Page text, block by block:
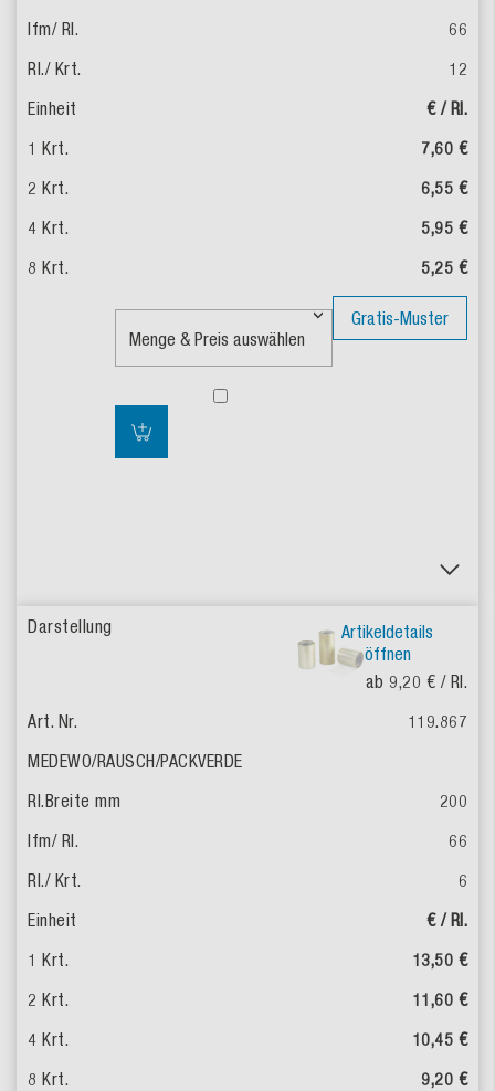
66
12
€ / Rl.
7,60 €
6,55 €
5,95 €
5,25 €
Gratis-Muster
Artikeldetails
öffnen
ab 9,20 € / Rl.
119.867
200
66
6
€ / Rl.
13,50 €
11,60 €
10,45 €
9,20 €